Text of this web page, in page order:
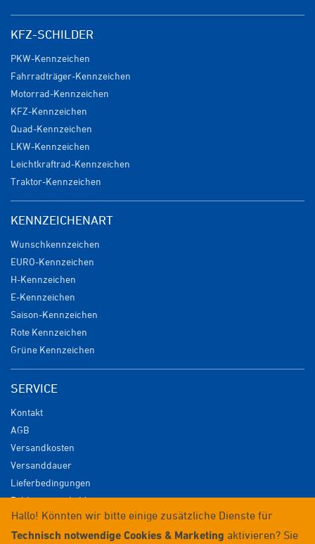
KFZ-SCHILDER
PKW-Kennzeichen
Fahrradträger-Kennzeichen
Motorrad-Kennzeichen
KFZ-Kennzeichen
Quad-Kennzeichen
LKW-Kennzeichen
Leichtkraftrad-Kennzeichen
Traktor-Kennzeichen
KENNZEICHENART
Wunschkennzeichen
EURO-Kennzeichen
H-Kennzeichen
E-Kennzeichen
Saison-Kennzeichen
Rote Kennzeichen
Grüne Kennzeichen
SERVICE
Kontakt
AGB
Versandkosten
Versanddauer
Lieferbedingungen
Zahlungsmöglichkeiten
Datenschutz
Impressum
Hallo! Könnten wir bitte einige zusätzliche Dienste für
Technisch notwendige Cookies & Marketing aktivieren? Sie